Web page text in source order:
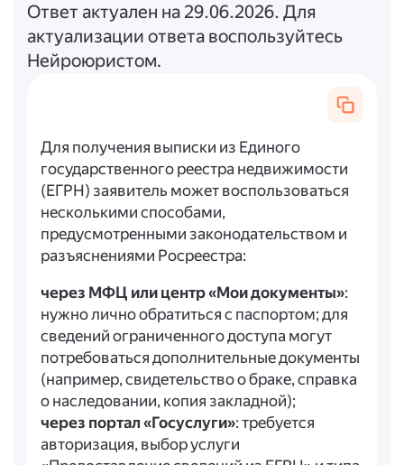
Ответ актуален на 29.06.2026. Для
актуализации ответа воспользуйтесь
Нейроюристом.
Для получения выписки из Единого
государственного реестра недвижимости
(ЕГРН) заявитель может воспользоваться
несколькими способами,
предусмотренными законодательством и
разъяснениями Росреестра:
через МФЦ или центр «Мои документы»:
нужно лично обратиться с паспортом; для
сведений ограниченного доступа могут
потребоваться дополнительные документы
(например, свидетельство о браке, справка
о наследовании, копия закладной);
через портал «Госуслуги»: требуется
авторизация, выбор услуги